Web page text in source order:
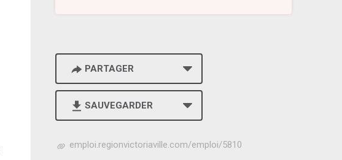
PARTAGER
SAUVEGARDER
h
emploi.regionvictoriaville.com/emploi/5810